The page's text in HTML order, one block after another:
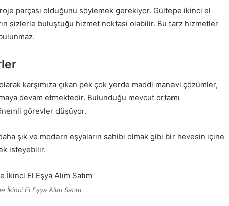
parçası olduğunu söylemek gerekiyor. Gültepe ikinci el
sizlerle buluştuğu hizmet noktası olabilir. Bu tarz hizmetler
karşımıza çıkan pek çok yerde maddi manevi çözümler,
devam etmektedir. Bulunduğu mevcut ortamı
görevler düşüyor.
şık ve modern eşyaların sahibi olmak gibi bir hevesin içine
isteyebilir.
İkinci El Eşya Alım Satım